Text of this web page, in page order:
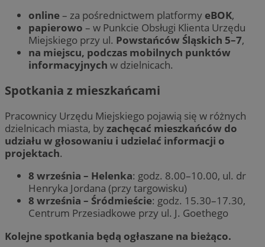
online– za pośrednictwem platformy eBOK,
papierowo – w Punkcie Obsługi Klienta Urzędu
Miejskiego przy ul. Powstańców Śląskich 5–7,
na miejscu, podczas mobilnych punktów
informacyjnych w dzielnicach.
Spotkania z mieszkańcami
Pracownicy Urzędu Miejskiego pojawią się w różnych
dzielnicach miasta, byzachęcać mieszkańców do
udziału w głosowaniu i udzielać informacji o
projektach.
8 września – Helenka: godz. 8.00–10.00, ul. dr
Henryka Jordana (przy targowisku)
8 września – Śródmieście: godz. 15.30–17.30,
Centrum Przesiadkowe przy ul. J. Goethego
Kolejne spotkania będą ogłaszane na bieżąco.